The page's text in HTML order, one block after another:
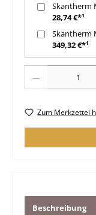
Skantherm
28,74 €*¹
Skantherm
349,32 €*¹
Zum Merkzettel
Beschreibung